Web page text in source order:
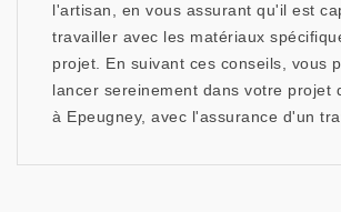
l'artisan, en vous assurant qu'il est
travailler avec les matériaux
projet. En suivant ces conseils, vous
lancer sereinement dans votre projet
à Epeugney, avec l'assurance d'un